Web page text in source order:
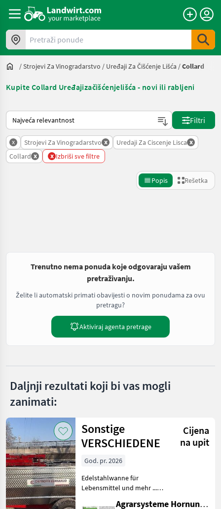
Pretraži ponude
/Strojevi Za Vinogradarstvo / Uređaji Za Čišćenje Lišća /Collard
Kupite Collard Uređajizačišćenjelišća - novi ili rabljeni
Tako se sortira na Landwirt.com
Filtri
x Strojevi Za Vinogradarstvo x Uredaji Za Ciscenje Lisca x
Collard x x Izbriši sve filtre
Popis Rešetka
Trenutno nema ponuda koje odgovaraju vašem
pretraživanju.
Želite li automatski primati obavijesti o novim ponudama za ovu
pretragu?
Aktiviraj agenta pretrage
Daljnji rezultati koji bi vas mogli
zanimati:
Sonstige
VERSCHIEDENE
Cijena
na upit
God. pr. 2026
Edelstahlwanne für
Lebensmittel und mehr ...
Agrarsysteme Hornung GmbH & Co. KG